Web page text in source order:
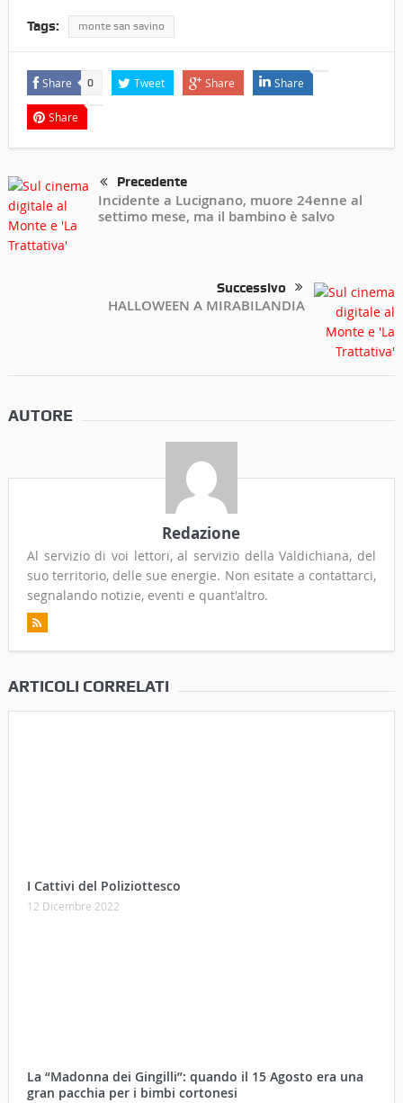
Tags: monte san savino
Share 0 Tweet Share Share
Share
Precedente
Incidente a Lucignano, muore 24enne al
settimo mese, ma il bambino è salvo
Successivo
HALLOWEEN A MIRABILANDIA
AUTORE
Redazione
Al servizio di voi lettori, al servizio della Valdichiana, del
suo territorio, delle sue energie. Non esitate a contattarci,
segnalando notizie, eventi e quant'altro.
ARTICOLI CORRELATI
I Cattivi del Poliziottesco
12 Dicembre 2022
La “Madonna dei Gingilli”: quando il 15 Agosto era una
gran pacchia per i bimbi cortonesi